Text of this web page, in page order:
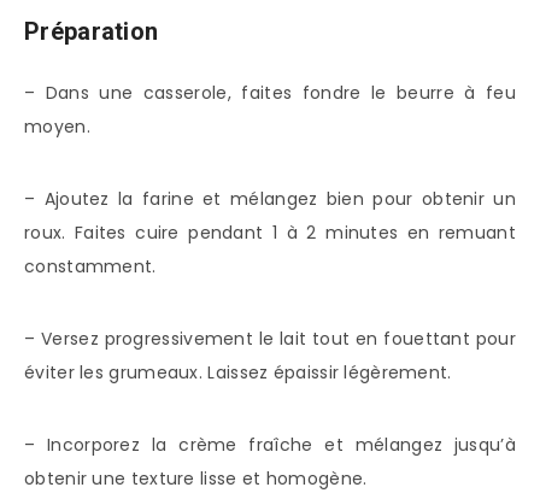
Préparation
– Dans une casserole, faites fondre le beurre à feu
moyen.
– Ajoutez la farine et mélangez bien pour obtenir un
roux. Faites cuire pendant 1 à 2 minutes en remuant
constamment.
– Versez progressivement le lait tout en fouettant pour
éviter les grumeaux. Laissez épaissir légèrement.
– Incorporez la crème fraîche et mélangez jusqu’à
obtenir une texture lisse et homogène.